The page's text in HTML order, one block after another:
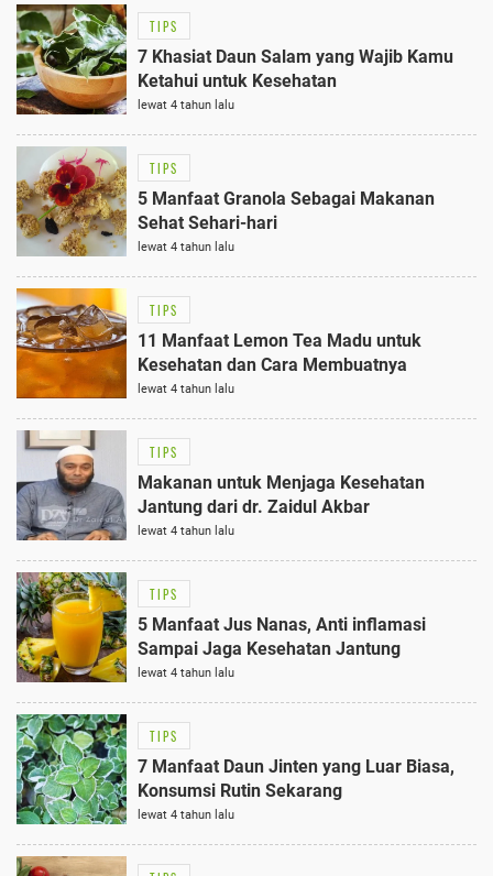
TIPS
7 Khasiat Daun Salam yang Wajib Kamu
Ketahui untuk Kesehatan
lewat 4 tahun lalu
TIPS
5 Manfaat Granola Sebagai Makanan
Sehat Sehari-hari
lewat 4 tahun lalu
TIPS
11 Manfaat Lemon Tea Madu untuk
Kesehatan dan Cara Membuatnya
lewat 4 tahun lalu
TIPS
Makanan untuk Menjaga Kesehatan
Jantung dari dr. Zaidul Akbar
lewat 4 tahun lalu
TIPS
5 Manfaat Jus Nanas, Anti inflamasi
Sampai Jaga Kesehatan Jantung
lewat 4 tahun lalu
TIPS
7 Manfaat Daun Jinten yang Luar Biasa,
Konsumsi Rutin Sekarang
lewat 4 tahun lalu